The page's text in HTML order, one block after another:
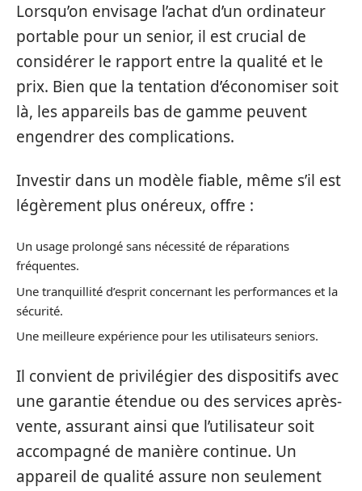
Lorsqu’on envisage l’achat d’un ordinateur
portable pour un senior, il est crucial de
considérer le rapport entre la qualité et le
prix. Bien que la tentation d’économiser soit
là, les appareils bas de gamme peuvent
engendrer des complications.
Investir dans un modèle fiable, même s’il est
légèrement plus onéreux, offre :
Un usage prolongé sans nécessité de réparations
fréquentes.
Une tranquillité d’esprit concernant les performances et la
sécurité.
Une meilleure expérience pour les utilisateurs seniors.
Il convient de privilégier des dispositifs avec
une garantie étendue ou des services après-
vente, assurant ainsi que l’utilisateur soit
accompagné de manière continue. Un
appareil de qualité assure non seulement